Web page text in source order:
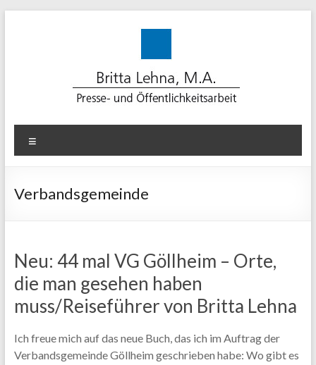
Lehna-
PR
für
erfolgreiche
Beratung.
Konzept.
Medienarbeit.
Text.
Content.
Verbandsgemeinde
Neu: 44 mal VG Göllheim – Orte,
die man gesehen haben
muss/Reiseführer von Britta Lehna
Ich freue mich auf das neue Buch, das ich im Auftrag der
Verbandsgemeinde Göllheim geschrieben habe: Wo gibt es